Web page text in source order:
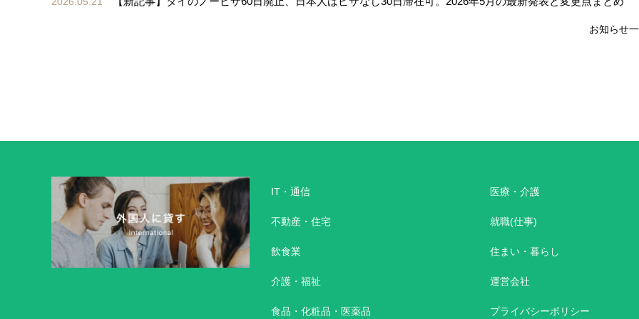
お知らせ
IT・通信
不動産・住宅
飲食業
介護・福祉
食品・化粧品・医薬品
医療・介護
就職(仕事)
住まい・暮らし
運営会社
プライバシーポリシー